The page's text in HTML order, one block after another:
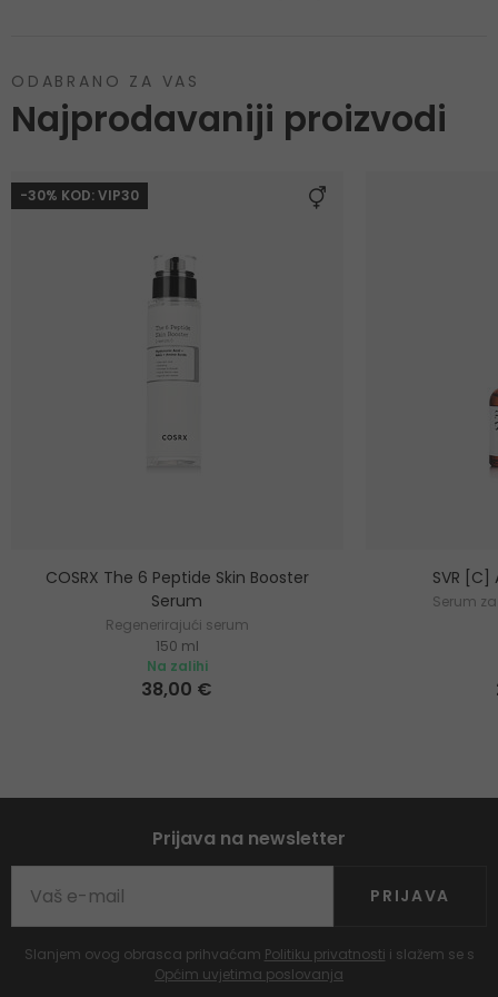
ODABRANO ZA VAS
Najprodavaniji proizvodi
-30% KOD: VIP30
COSRX The 6 Peptide Skin Booster
Serum
Regenerirajući serum
150 ml
Na zalihi
38,00 €
SVR
Serum
Prijava na newsletter
PRIJAVA
Slanjem ovog obrasca prihvaćam Politiku privatnosti i slažem se s
Općim uvjetima poslovanja